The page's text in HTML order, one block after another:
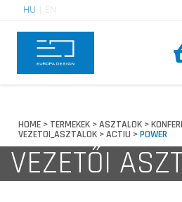
HU EN
HOME > TERMEKEK >ASZTALOK >
VEZETOI_ASZTALOK >ACTIU >POWER
VEZETŐI